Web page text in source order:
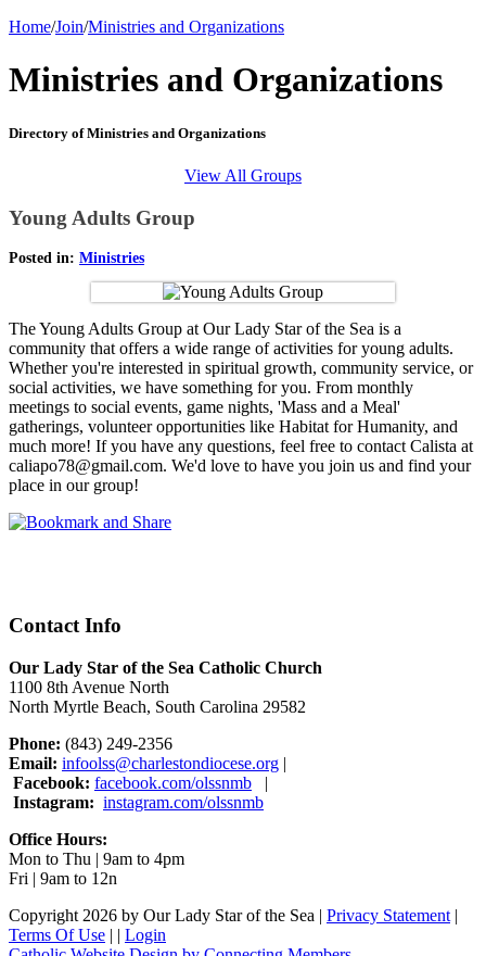
Home/Join/Ministries and Organizations
Ministries and Organizations
Directory of Ministries and Organizations
View All Groups
Young Adults Group
Posted in: Ministries
The Young Adults Group at Our Lady Star of the Sea is a
community that offers a wide range of activities for young adults.
Whether you're interested in spiritual growth, community service, or
social activities, we have something for you. From monthly
meetings to social events, game nights, 'Mass and a Meal'
gatherings, volunteer opportunities like Habitat for Humanity, and
much more! If you have any questions, feel free to contact Calista at
caliapo78@gmail.com. We'd love to have you join us and find your
place in our group!
Contact Info
Our Lady Star of the Sea Catholic Church
1100 8th Avenue North
North Myrtle Beach, South Carolina 29582
Phone: (843) 249-2356
Email: infoolss@charlestondiocese.org |
Facebook: facebook.com/olssnmb |
Instagram: instagram.com/olssnmb
Office Hours:
Mon to Thu | 9am to 4pm
Fri | 9am to 12n
Copyright 2026 by Our Lady Star of the Sea | Privacy Statement |
Terms Of Use | | Login